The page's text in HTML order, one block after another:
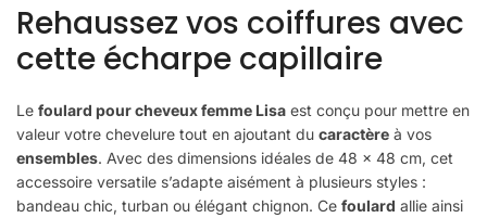
Rehaussez vos coiffures avec
cette écharpe capillaire
Le foulard pour cheveux femme Lisa est conçu pour mettre en
valeur votre chevelure tout en ajoutant du caractère à vos
ensembles. Avec des dimensions idéales de 48 x 48 cm, cet
accessoire versatile s’adapte aisément à plusieurs styles :
bandeau chic, turban ou élégant chignon. Ce foulard allie ainsi